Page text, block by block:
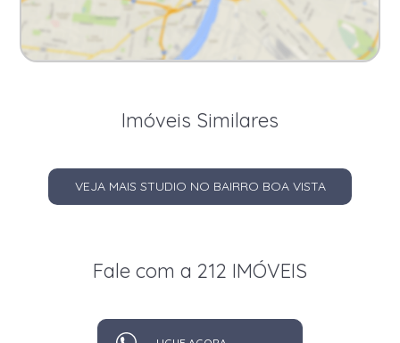
Imóveis Similares
VEJA MAIS STUDIO NO BAIRRO BOA VISTA
Fale com a 212 IMÓVEIS